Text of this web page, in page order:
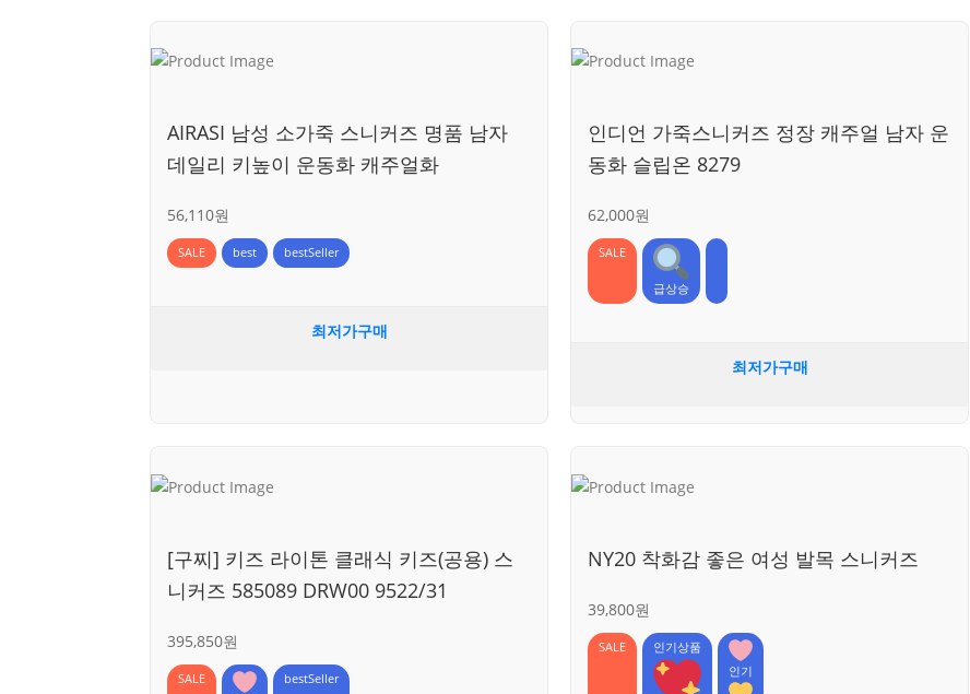
AIRASI 남성 소가죽 스니커즈 명품 남자
데일리 키높이 운동화 캐주얼화
56,110원
SALE best bestSeller
최저가구매
인디언 가죽스니커즈 정장 캐주얼 남자 운
동화 슬립온 8279
62,000원
SALE
급상승
최저가구매
[구찌] 키즈 라이톤 클래식 키즈(공용) 스
니커즈 585089 DRW00 9522/31
395,850원
SALE
bestSeller
NY20 착화감 좋은 여성 발목 스니커즈
39,800원
SALE
인기상품
인기